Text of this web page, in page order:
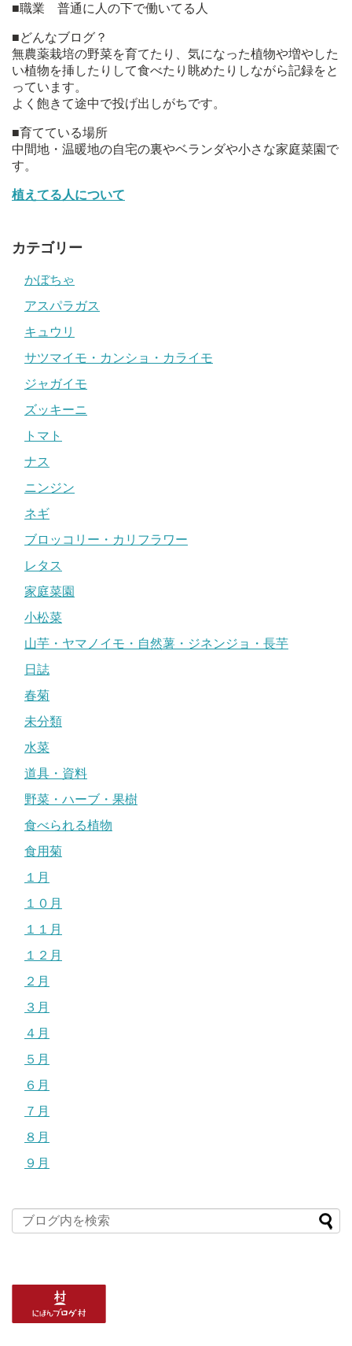
■職業 普通に人の下で働いてる人
■どんなブログ？
無農薬栽培の野菜を育てたり、気になった植物や増やした
い植物を挿したりして食べたり眺めたりしながら記録をと
っています。
よく飽きて途中で投げ出しがちです。
■育てている場所
中間地・温暖地の自宅の裏やベランダや小さな家庭菜園で
す。
植えてる人について
カテゴリー
かぼちゃ
アスパラガス
キュウリ
サツマイモ・カンショ・カライモ
ジャガイモ
ズッキーニ
トマト
ナス
ニンジン
ネギ
ブロッコリー・カリフラワー
レタス
家庭菜園
小松菜
山芋・ヤマノイモ・自然薯・ジネンジョ・長芋
日誌
春菊
未分類
水菜
道具・資料
野菜・ハーブ・果樹
食べられる植物
食用菊
１月
１０月
１１月
１２月
２月
３月
４月
５月
６月
７月
８月
９月